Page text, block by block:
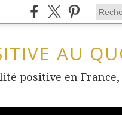
AU
positive en